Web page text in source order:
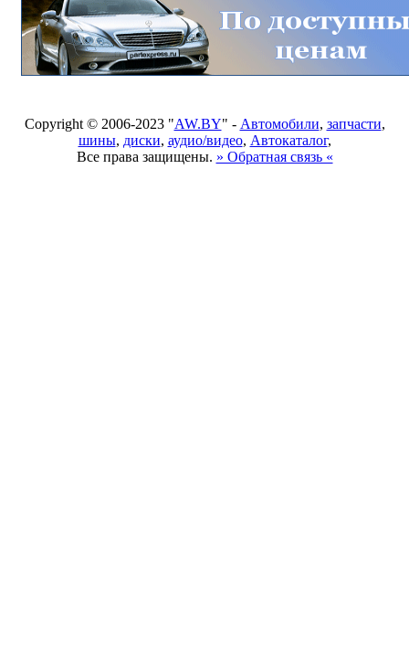
Copyright © 2006-2023 "AW.BY" - Автомобили, запчасти,
шины, диски, аудио/видео, Автокаталог,
Все права защищены. » Обратная связь «